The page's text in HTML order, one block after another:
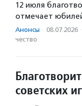
12 июля
отмечает
Анонсы · 08.07.2026 ·
чест­во
советских